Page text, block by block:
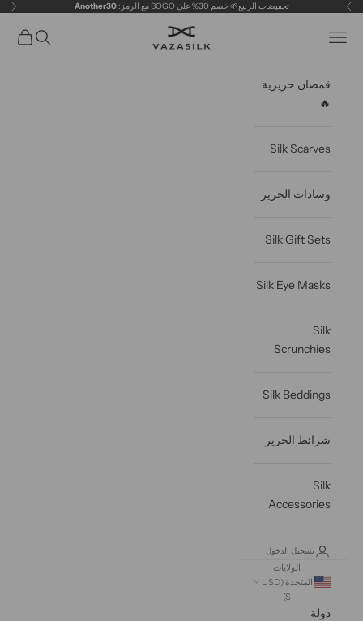
تخطى الى المحتوى
سابق تخفيضات الربيع🌱 خصم 30% على BOGO مع الرمز: Another30
VAZASILK فتح قائمة التنقل فتح البحث
عربة
قمصان حريرية
🔥
Silk Scarves
وسادات الحرير
Silk Gift Sets
Silk Eye Masks
Silk
Scrunchies
Silk Beddings
شرائط الحرير
Silk
Accessories
تسجيل الدخول
الولايات
المتحدة (USD
$)
دولة